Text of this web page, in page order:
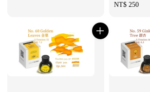
Regular
NT$ 250